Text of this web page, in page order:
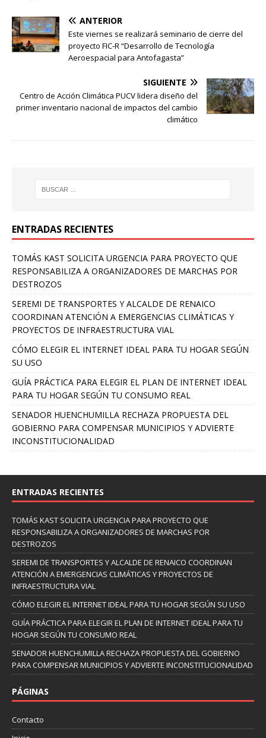
ANTERIOR
Este viernes se realizará seminario de cierre del
proyecto FIC-R “Desarrollo de Tecnología
Aeroespacial para Antofagasta”
SIGUIENTE
Centro de Acción Climática PUCV lidera diseño del
primer inventario nacional de impactos del cambio
climático
ENTRADAS RECIENTES
TOMÁS KAST SOLICITA URGENCIA PARA PROYECTO QUE
RESPONSABILIZA A ORGANIZADORES DE MARCHAS POR
DESTROZOS
SEREMI DE TRANSPORTES Y ALCALDE DE RENAICO
COORDINAN ATENCIÓN A EMERGENCIAS CLIMÁTICAS Y
PROYECTOS DE INFRAESTRUCTURA VIAL
CÓMO ELEGIR EL INTERNET IDEAL PARA TU HOGAR SEGÚN
SU USO
GUÍA PRÁCTICA PARA ELEGIR EL PLAN DE INTERNET IDEAL
PARA TU HOGAR SEGÚN TU CONSUMO REAL
SENADOR HUENCHUMILLA RECHAZA PROPUESTA DEL
GOBIERNO PARA COMPENSAR MUNICIPIOS Y ADVIERTE
INCONSTITUCIONALIDAD
ENTRADAS RECIENTES
TOMÁS KAST SOLICITA URGENCIA PARA PROYECTO QUE
RESPONSABILIZA A ORGANIZADORES DE MARCHAS POR
DESTROZOS
SEREMI DE TRANSPORTES Y ALCALDE DE RENAICO COORDINAN
ATENCIÓN A EMERGENCIAS CLIMÁTICAS Y PROYECTOS DE
INFRAESTRUCTURA VIAL
CÓMO ELEGIR EL INTERNET IDEAL PARA TU HOGAR SEGÚN SU USO
GUÍA PRÁCTICA PARA ELEGIR EL PLAN DE INTERNET IDEAL PARA TU
HOGAR SEGÚN TU CONSUMO REAL
SENADOR HUENCHUMILLA RECHAZA PROPUESTA DEL GOBIERNO
PARA COMPENSAR MUNICIPIOS Y ADVIERTE INCONSTITUCIONALIDAD
PÁGINAS
Contacto